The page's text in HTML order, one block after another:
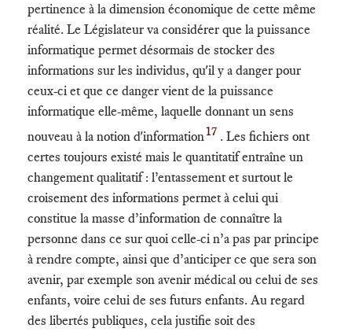
pertinence à la dimension économique de cette même
réalité. Le Législateur va considérer que la puissance
informatique permet désormais de stocker des
informations sur les individus, qu'il y a danger pour
ceux-ci et que ce danger vient de la puissance
informatique elle-même, laquelle donnant un sens
nouveau à la notion d'information17 . Les fichiers ont
certes toujours existé mais le quantitatif entraîne un
changement qualitatif : l’entassement et surtout le
croisement des informations permet à celui qui
constitue la masse d’information de connaître la
personne dans ce sur quoi celle-ci n’a pas par principe
à rendre compte, ainsi que d’anticiper ce que sera son
avenir, par exemple son avenir médical ou celui de ses
enfants, voire celui de ses futurs enfants. Au regard
des libertés publiques, cela justifie soit des